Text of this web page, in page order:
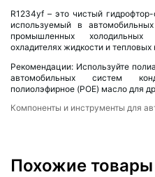
R1234yf – это чистый
используемый в
промышленных холодильных
охладителях жидкости и
Рекомендации: Используйте
автомобильных систем
полиолэфирное (POE) масло для
Компоненты и инструменты для
Похожие товары